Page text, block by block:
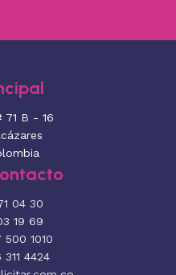
71 B - 16
04 30
19 69
500 1010
311 4424